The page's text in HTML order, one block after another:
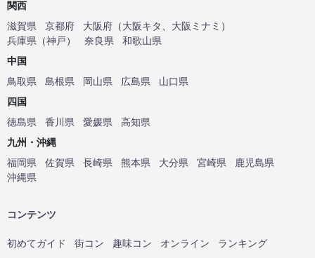
関西
滋賀県
京都府 大阪府 （大阪キタ 大阪ミナミ ）
兵庫県 （神戸） 奈良県
和歌山県
中国
鳥取県
島根県 岡山県 広島県
山口県
四国
徳島県
香川県 愛媛県
高知県
九州・沖縄
福岡県
佐賀県 長崎県 熊本県 大分県 宮崎県
鹿児島県
沖縄県
コンテンツ
初めてガイド 街コン 趣味コン オンライン ランキング